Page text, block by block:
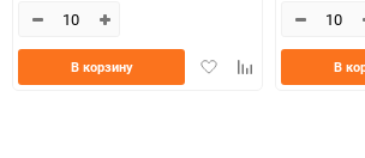
ДобавитьДобавить
В корзину В